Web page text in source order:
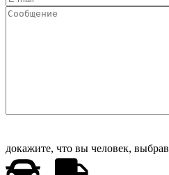
докажите, что вы человек, выбрав